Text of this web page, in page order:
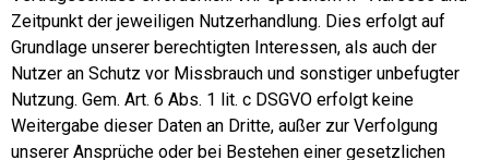
Zeitpunkt der jeweiligen Nutzerhandlung. Dies erfolgt auf
Grundlage unserer berechtigten Interessen, als auch der
Nutzer an Schutz vor Missbrauch und sonstiger unbefugter
Nutzung. Gem. Art. 6 Abs. 1 lit. c DSGVO erfolgt keine
Weitergabe dieser Daten an Dritte, außer zur Verfolgung
unserer Ansprüche oder bei Bestehen einer gesetzlichen